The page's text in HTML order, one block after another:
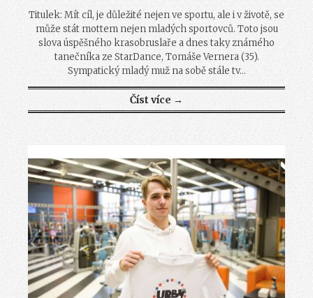
Titulek: Mít cíl, je důležité nejen ve sportu, ale i v životě, se
může stát mottem nejen mladých sportovců. Toto jsou
slova úspěšného krasobruslaře a dnes taky známého
tanečníka ze StarDance, Tomáše Vernera (35).
Sympatický mladý muž na sobě stále tv...
Číst více →